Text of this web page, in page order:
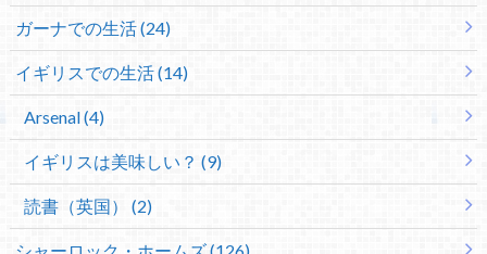
ガーナでの生活 (24)
イギリスでの生活 (14)
Arsenal (4)
イギリスは美味しい？ (9)
読書（英国） (2)
シャーロック・ホームズ (126)